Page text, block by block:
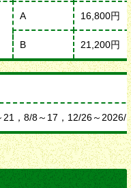
A 16,800円
B 21,200円
，8/8～17，12/26～2026/